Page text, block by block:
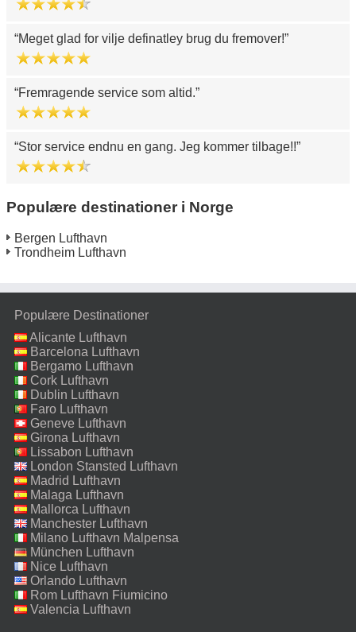
Meget glad for vilje definatley brug du fremover!
Fremragende service som altid.
Stor service endnu en gang. Jeg kommer tilbage!!
Populære destinationer i Norge
Bergen Lufthavn
Trondheim Lufthavn
Populære Destinationer
Alicante Lufthavn
Barcelona Lufthavn
Bergamo Lufthavn
Cork Lufthavn
Dublin Lufthavn
Faro Lufthavn
Geneve Lufthavn
Girona Lufthavn
Lissabon Lufthavn
London Stansted Lufthavn
Madrid Lufthavn
Malaga Lufthavn
Mallorca Lufthavn
Manchester Lufthavn
Milano Lufthavn Malpensa
München Lufthavn
Nice Lufthavn
Orlando Lufthavn
Rom Lufthavn Fiumicino
Valencia Lufthavn